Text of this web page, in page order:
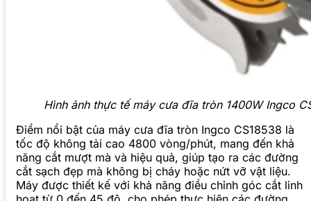
Hình ảnh thực tế máy cưa đĩa tròn 1400W Ingco
Điểm nổi bật của máy cưa đĩa tròn Ingco CS18538 là
tốc độ không tải cao 4800 vòng/phút, mang đến khả
năng cắt mượt mà và hiệu quả, giúp tạo ra các đường
cắt sạch đẹp mà không bị cháy hoặc nứt vỡ vật liệu.
Máy được thiết kế với khả năng điều chỉnh góc cắt linh